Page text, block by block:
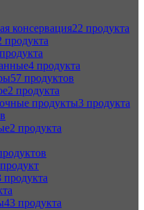
консервация22 продукта
продукта
4 продукта
57 продуктов
2 продукта
продукты3 продукта
2 продукта
продукта
43 продукта